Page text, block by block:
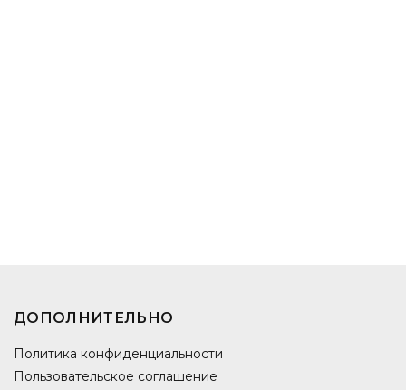
ДОПОЛНИТЕЛЬНО
Политика конфиденциальности
Пользовательское соглашение